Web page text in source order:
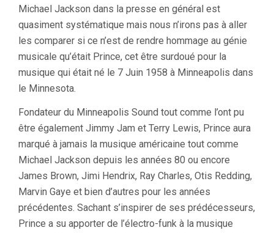
Michael Jackson dans la presse en général est
quasiment systématique mais nous n’irons pas à aller
les comparer si ce n’est de rendre hommage au génie
musicale qu’était Prince, cet être surdoué pour la
musique qui était né le 7 Juin 1958 à Minneapolis dans
le Minnesota.
Fondateur du Minneapolis Sound tout comme l’ont pu
être également Jimmy Jam et Terry Lewis, Prince aura
marqué à jamais la musique américaine tout comme
Michael Jackson depuis les années 80 ou encore
James Brown, Jimi Hendrix, Ray Charles, Otis Redding,
Marvin Gaye et bien d’autres pour les années
précédentes. Sachant s’inspirer de ses prédécesseurs,
Prince a su apporter de l’électro-funk à la musique